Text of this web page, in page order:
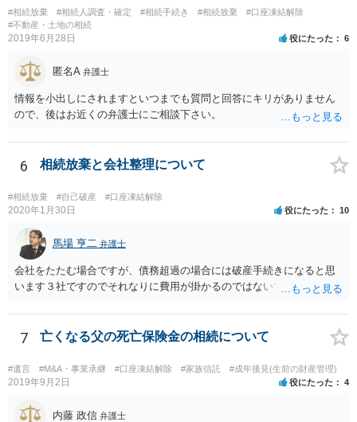
にあたっては、法テラスの無料相談等を利用して弁護士に相談するこ
とも十分考えられるかと存じます。また、ご記載いただいた事実関係
を拝見するかぎり、再婚相手のかたは既に相続放棄をされている可能
#相続放棄 #相続人調査・確定 #相続手続き #相続放棄
#口座凍結解除
#不動産・土地の相続
2019年6月28日 役にたった 6
匿名A 弁護士
情報を小出しにされますといつまでも質問と回答にキリがありません
ので、後はお近くの弁護士にご相談下さい。
6 相続放棄と会社整理について
#相続放棄 #自己破産 #口座凍結解除
2020年1月30日 役にたった 10
馬場 亨二 弁護士
会社をたたむ場合ですが、債務超過の場合には破産手続きになると思
います３社ですのでそれなりに費用が掛かるのではないでしょうか。
7 亡くなる父の死亡保険金の相続について
#遺言 #M&A・事業承継 #口座凍結解除 #家族信託 #成年後見(生前の財産管理)
2019年9月2日 役にたった 4
内藤 政信 弁護士